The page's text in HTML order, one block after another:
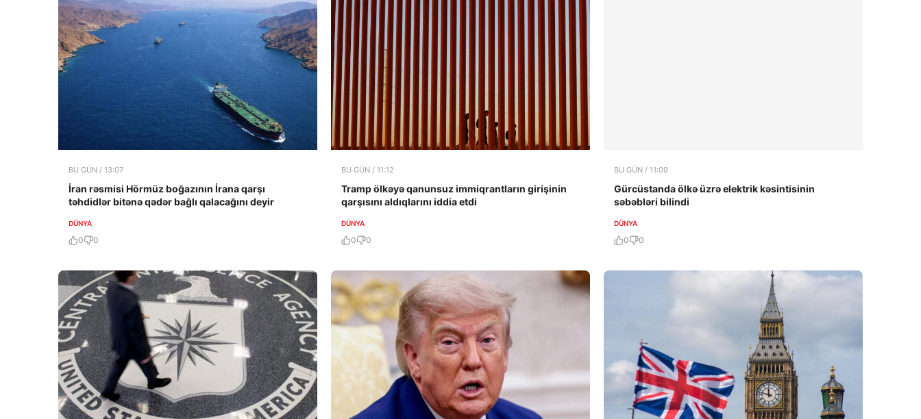
BU GÜN / 13:07
İran rəsmisi Hörmüz boğazının İrana qarşı
təhdidlər bitənə qədər bağlı qalacağını deyir
DÜNYA
0 0
BU GÜN / 11:12
Tramp ölkəyə qanunsuz immiqrantların girişinin
qarşısını aldıqlarını iddia etdi
DÜNYA
0 0
BU GÜN / 11:09
Gürcüstanda ölkə üzrə elektrik kəsintisinin
səbəbləri bilindi
DÜNYA
0 0